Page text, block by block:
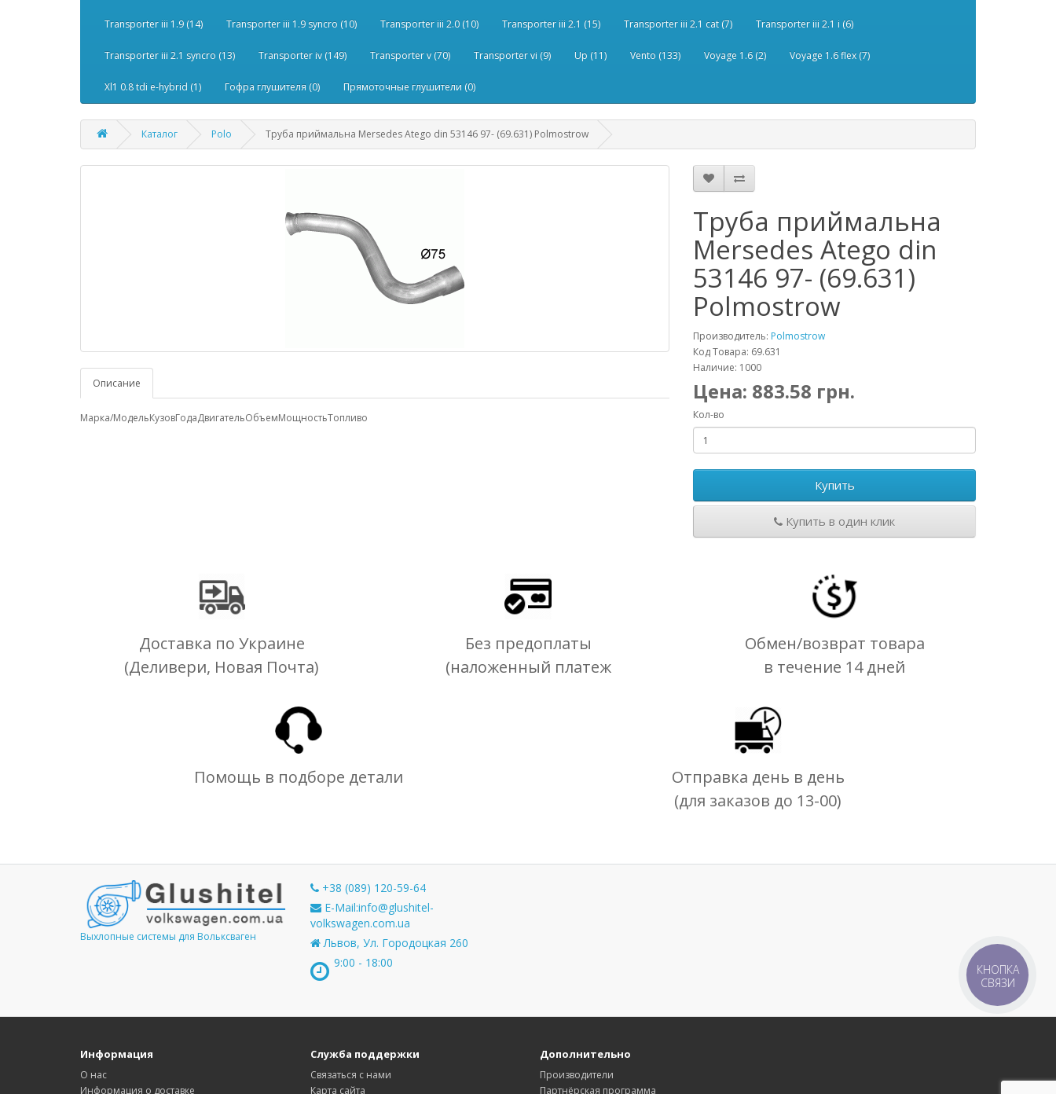
Transporter iii 1.9 (14) Transporter iii 1.9 syncro (10) Transporter iii 2.0 (10) Transporter iii 2.1 (15) Transporter iii 2.1 cat (7) Transporter iii 2.1 i (6)
Transporter iii 2.1 syncro (13) Transporter iv (149) Transporter v (70) Transporter vi (9) Up (11) Vento (133) Voyage 1.6 (2) Voyage 1.6 flex (7)
Xl1 0.8 tdi e-hybrid (1) Гофра глушителя (0) Прямоточные глушители (0)
Каталог Polo Труба приймальна Mersedes Atego din 53146 97- (69.631) Polmostrow
Описание
Марка/МодельКузовГодаДвигательОбъемМощностьТопливо
Труба приймальна
Mersedes Atego din
53146 97- (69.631)
Polmostrow
Производитель: Polmostrow
Код Товара: 69.631
Наличие: 1000
Цена: 883.58 грн.
Кол-во
Купить
Купить в один клик
Доставка по Украине
(Деливери, Новая Почта)
Без предоплаты
(наложенный платеж
Обмен/возврат товара
в течение 14 дней
Помощь в подборе детали
Отправка день в день
(для заказов до 13-00)
Выхлопные системы для Вольксваген
+38 (089) 120-59-64
E-Mail:info@glushitel-
volkswagen.com.ua
Львов, Ул. Городоцкая 260
9:00 - 18:00
Информация
О нас
Информация о доставке
Служба поддержки
Связаться с нами
Карта сайта
Дополнительно
Производители
Партнёрская программа
КНОПКА
СВЯЗИ